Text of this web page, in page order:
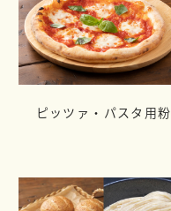
ピッツァ・パスタ用粉